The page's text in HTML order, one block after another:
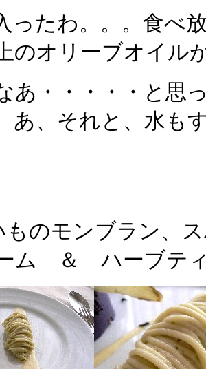
ったわ。。。食べ
のオリーブオイル
あ・・・・・と思
あ、それと、水も
ものモンブラン、
ム ＆ ハーブテ